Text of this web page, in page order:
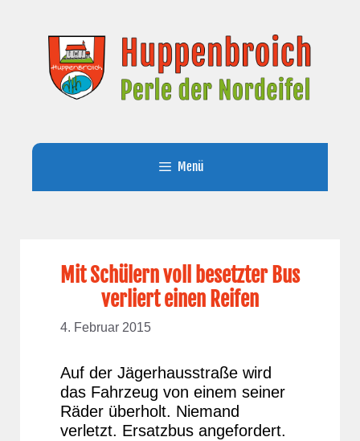
springen
Menü
Mit Schülern voll besetzter Bus
verliert einen Reifen
4. Februar 2015
Auf der Jägerhausstraße wird
das Fahrzeug von einem seiner
Räder überholt. Niemand
verletzt. Ersatzbus angefordert.